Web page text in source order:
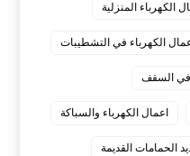
الكهرباء المنزلية
الكهرباء في التشطيبات
في السقف
اعمال الكهرباء والسباكة
الحمامات القديمة